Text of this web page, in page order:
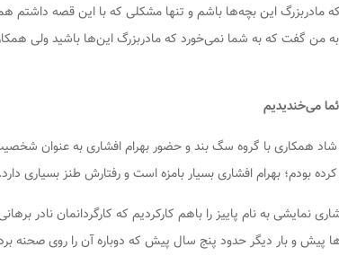
این بچه‌ها باشم و تنها مشکلی که با این قصه داشتم
من گفت که به شما نمی‌خورد که مادربزرگ این‌ها باشید ولی
می‌خندیدیم
همکاری با گروه سگ بندو حضور بهرام افشاری به عنوان
کرده بودم؛ بهرام افشاری بسیار بامزه است و رفتارش طنز بسیاری دارد.
نمایشی به نام پاییز را باهم کارکردیم که کارگردانمان نادر
و بار دیگر حدود پنج سال پیش که دوباره آن را روی صحنه